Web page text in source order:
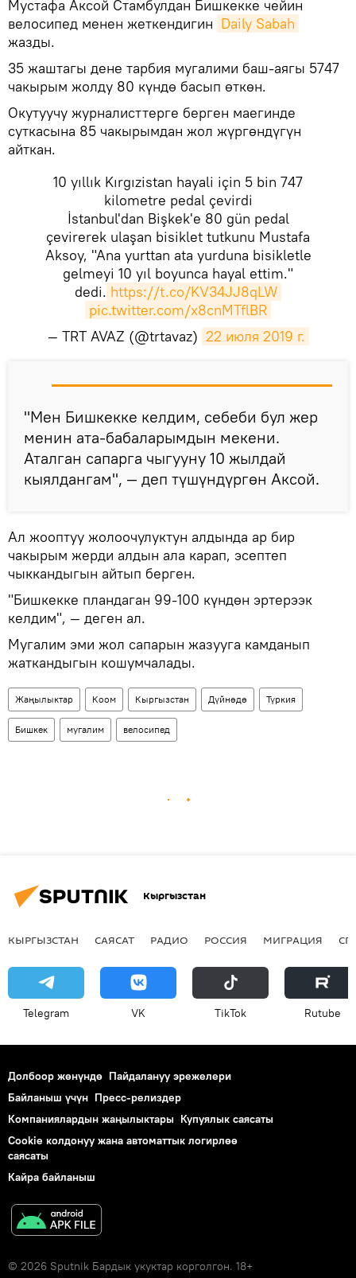
Мустафа Аксой Стамбулдан Бишкекке чейин
велосипед менен жеткендигин Daily Sabah
жазды.
35 жаштагы дене тарбия мугалими баш-аягы 5747
чакырым жолду 80 күндө басып өткөн.
Окутуучу журналисттерге берген маегинде
суткасына 85 чакырымдан жол жүргөндүгүн
айткан.
10 yıllık Kırgızistan hayali için 5 bin 747
kilometre pedal çevirdi
İstanbul'dan Bişkek'e 80 gün pedal
çevirerek ulaşan bisiklet tutkunu Mustafa
Aksoy, "Ana yurttan ata yurduna bisikletle
gelmeyi 10 yıl boyunca hayal ettim."
dedi. https://t.co/KV34JJ8qLW
pic.twitter.com/x8cnMTflBR
— TRT AVAZ (@trtavaz) 22 июля 2019 г.
​"Мен Бишкекке келдим, себеби бул жер
менин ата-бабаларымдын мекени.
Аталган сапарга чыгууну 10 жылдай
кыялдангам", — деп түшүндүргөн Аксой.
Ал жооптуу жолоочулуктун алдында ар бир
чакырым жерди алдын ала карап, эсептеп
чыккандыгын айтып берген.
"Бишкекке пландаган 99-100 күндөн эртерээк
келдим", — деген ал.
Мугалим эми жол сапарын жазууга камданып
жаткандыгын кошумчалады.
Жаңылыктар Коом Кыргызстан Дүйнөдө Түркия
Бишкек мугалим велосипед
Кыргызстан
КЫРГЫЗСТАН САЯСАТ РАДИО РОССИЯ МИГРАЦИЯ
Telegram VK ТikТоk Rutube
Долбоор жөнүндө Пайдалануу эрежелери
Байланыш үчүн Пресс-релиздер
Компаниялардын жаңылыктары Купуялык саясаты
Cookie колдонуу жана автоматтык логирлөө
саясаты
Кайра байланыш
© 2026 Sputnik Бардык укуктар корголгон. 18+